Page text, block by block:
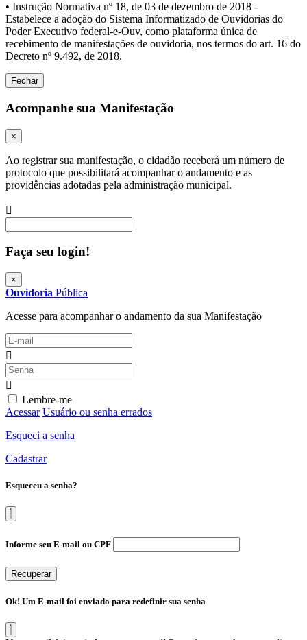
• Instrução Normativa nº 18, de 03 de dezembro de 2018 -
Estabelece a adoção do Sistema Informatizado de Ouvidorias do
Poder Executivo federal-e-Ouv, como plataforma única de
recebimento de manifestações de ouvidoria, nos termos do art. 16 do
Decreto nº 9.492, de 2018.
Fechar
Acompanhe sua Manifestação
×
Ao registrar sua manifestação, o cidadão receberá um número de
protocolo que possibilitará acompanhar o andamento e as
providências adotadas pela administração municipal.
Faça seu login!
×
Ouvidoria Pública
Acesse para acompanhar o andamento da sua Manifestação
Lembre-me
Acessar Usuário ou senha errados
Esqueci a senha
Cadastrar
Esqueceu a senha?
Informe seu E-mail ou CPF
Recuperar
Ok! Um E-mail foi enviado para redefinir sua senha